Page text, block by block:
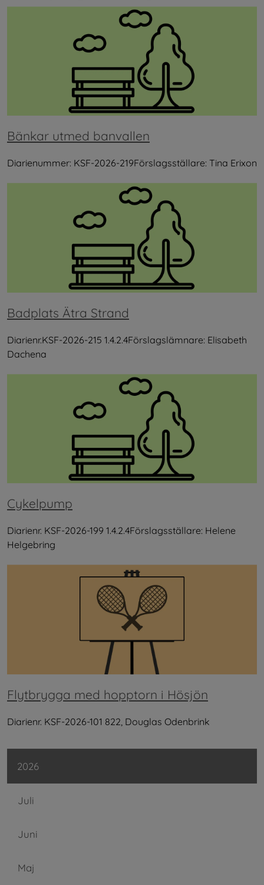
Bänkar utmed banvallen
Diarienummer: KSF-2026-219Förslagsställare: Tina Erixon
Badplats Ätra Strand
Diarienr.KSF-2026-215 1.4.2.4Förslagslämnare: Elisabeth
Dachena
Cykelpump
Diarienr. KSF-2026-199 1.4.2.4Förslagsställare: Helene
Helgebring
Flytbrygga med hopptorn i Hösjön
Diarienr. KSF-2026-101 822, Douglas Odenbrink
2026
Juli
Juni
Maj